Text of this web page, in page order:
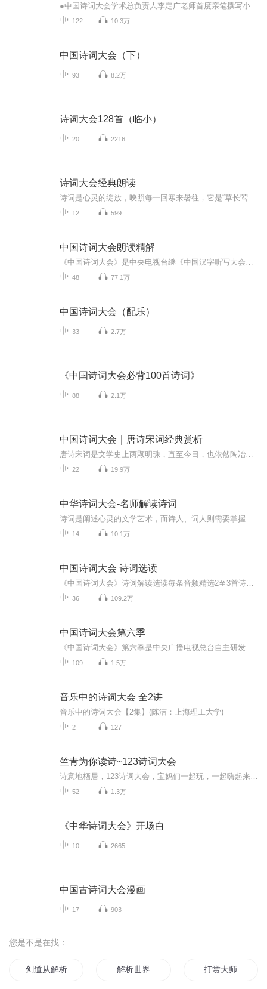
122 10.3万
中国诗词大会（下）
93 8.2万
诗词大会128首（临小）
20 2216
诗词大会经典朗读
12 599
中国诗词大会朗读精解
48 77.1万
中国诗词大会（配乐）
33 2.7万
《中国诗词大会必背100首诗词》
88 2.1万
中国诗词大会｜唐诗宋词经典赏析
22 19.9万
中华诗词大会-名师解读诗词
14 10.1万
中国诗词大会 诗词选读
36 109.2万
中国诗词大会第六季
109 1.5万
音乐中的诗词大会 全2讲
音乐中的诗词大会【2集】(陈洁：上海理工大学)
2 127
竺青为你读诗~123诗词大会
52 1.3万
《中华诗词大会》开场白
10 2665
中国古诗词大会漫画
17 903
您是不是在找：
剑道从解析开始 解析世界 打赏大师